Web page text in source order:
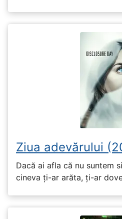
Ziua adevărului
Dacă ai afla că nu suntem
cineva ți-ar arăta, ți-ar